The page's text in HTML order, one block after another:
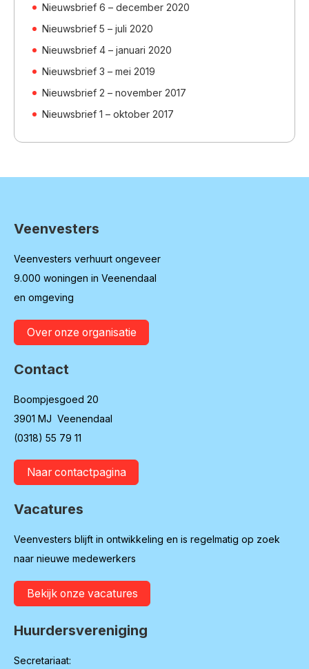
Nieuwsbrief 6 – december 2020
Nieuwsbrief 5 – juli 2020
Nieuwsbrief 4 – januari 2020
Nieuwsbrief 3 – mei 2019
Nieuwsbrief 2 – november 2017
Nieuwsbrief 1 – oktober 2017
Contactinformatie
Veenvesters
Veenvesters verhuurt ongeveer
9.000 woningen in Veenendaal
en omgeving
Over onze organisatie
Contact
Boompjesgoed 20
3901 MJ Veenendaal
(0318) 55 79 11
Naar contactpagina
Vacatures
Veenvesters blijft in ontwikkeling en is regelmatig op zoek
naar nieuwe medewerkers
Bekijk onze vacatures
Huurdersvereniging
Secretariaat: